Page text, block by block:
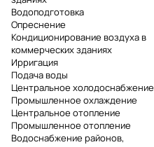
Водоподготовка
Опреснение
Кондиционирование воздуха в
коммерческих зданиях
Ирригация
Подача воды
Центральное холодоснабжение
Промышленное охлаждение
Центральное отопление
Промышленное отопление
Водоснабжение районов,